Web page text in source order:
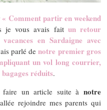
« Comment partir en weekend
je vous avais fait un retour
en Sardaigne avec
parlé denotre premier gros
un vol long courrier,
réduits.
faire un article suite à notre
rejoindre mes parents qui